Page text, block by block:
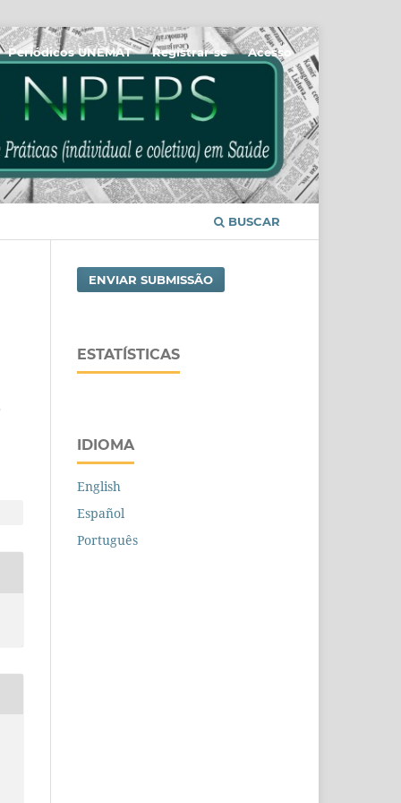
BUSCAR
Periódicos UNEMAT Registrar-se Acesso
ENVIAR SUBMISSÃO
ESTATÍSTICAS
IDIOMA
English
Español
Português